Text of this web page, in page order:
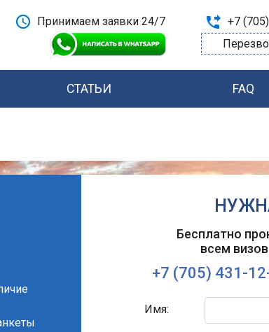
Принимаем заявки 24/7
+7
СТАТЬИ FAQ
Бесплатно
всем
+7 (705) 431-
Имя: